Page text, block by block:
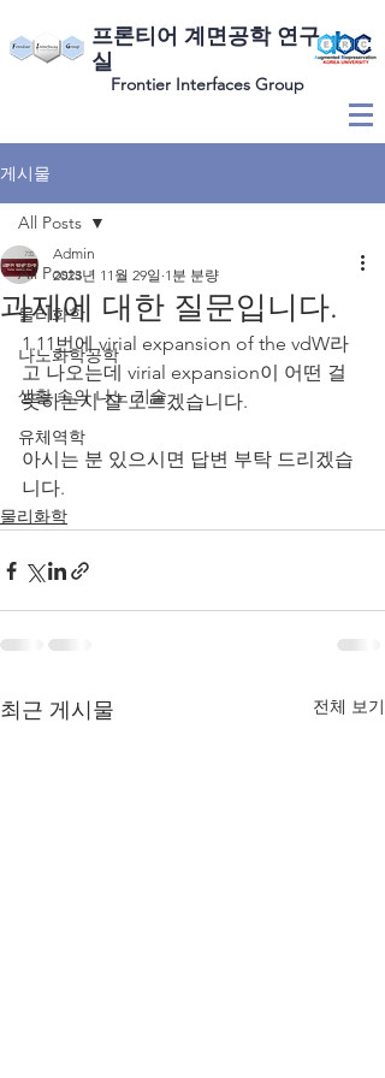
​프론티어 계면공학 연구
실
Frontier Interfaces Group
게시물
All Posts
물리화학
나노화학공학
생활 속의 나노 기술
유체역학
All Posts
과제에 대한 질문입니다.
Admin
2023년 11월 29일 1분 분량
1.11번에 virial expansion of the vdW라
고 나오는데 virial expansion이 어떤 걸
뜻하는지 잘 모르겠습니다.
아시는 분 있으시면 답변 부탁 드리겠습
니다.
물리화학
최근 게시물 전체 보기